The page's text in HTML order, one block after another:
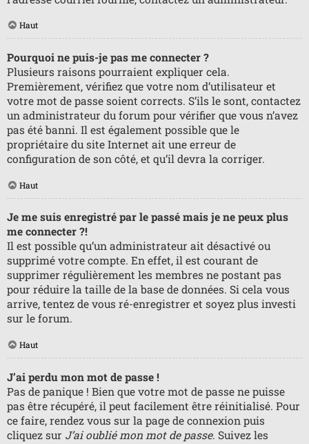
Haut
Pourquoi ne puis-je pas me connecter ?
Plusieurs raisons pourraient expliquer cela.
Premièrement, vérifiez que votre nom d’utilisateur et
votre mot de passe soient corrects. S’ils le sont, contactez
un administrateur du forum pour vérifier que vous n’avez
pas été banni. Il est également possible que le
propriétaire du site Internet ait une erreur de
configuration de son côté, et qu’il devra la corriger.
Haut
Je me suis enregistré par le passé mais je ne peux plus
me connecter ?!
Il est possible qu’un administrateur ait désactivé ou
supprimé votre compte. En effet, il est courant de
supprimer régulièrement les membres ne postant pas
pour réduire la taille de la base de données. Si cela vous
arrive, tentez de vous ré-enregistrer et soyez plus investi
sur le forum.
Haut
J’ai perdu mon mot de passe !
Pas de panique ! Bien que votre mot de passe ne puisse
pas être récupéré, il peut facilement être réinitialisé. Pour
ce faire, rendez vous sur la page de connexion puis
cliquez sur J’ai oublié mon mot de passe. Suivez les